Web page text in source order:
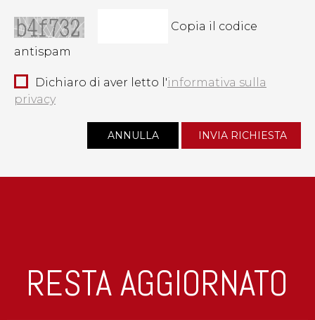
Copia il codice
antispam
Dichiaro di aver letto l'informativa sulla
privacy
RESTA AGGIORNATO